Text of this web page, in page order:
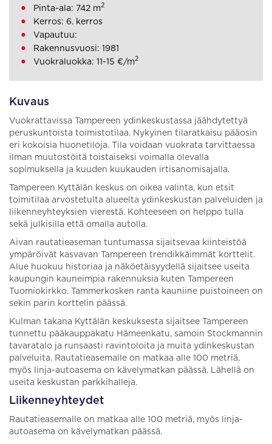
Kuvaus
Vuokrattavissa Tampereen ydinkeskustassa jäähdytettyä
peruskuntoista toimistotilaa. Nykyinen tilaratkaisu pääosin
eri kokoisia huonetiloja. Tila voidaan vuokrata tarvittaessa
ilman muutostöitä toistaiseksi voimalla olevalla
sopimuksella ja kuuden kuukauden irtisanomisajalla.
Tampereen Kyttälän keskus on oikea valinta, kun etsit
toimitilaa arvostetulta alueelta ydinkeskustan palveluiden ja
liikenneyhteyksien vierestä. Kohteeseen on helppo tulla
sekä julkisilla että omalla autolla.
Aivan rautatieaseman tuntumassa sijaitsevaa kiinteistöä
ympäröivät kasvavan Tampereen trendikkäimmät korttelit.
Alue huokuu historiaa ja näköetäisyydellä sijaitsee useita
kaupungin kauneimpia rakennuksia kuten Tampereen
Tuomiokirkko. Tammerkosken ranta kauniine puistoineen on
sekin parin korttelin päässä.
Kulman takana Kyttälän keskuksesta sijaitsee Tampereen
tunnettu pääkauppakatu Hämeenkatu, samoin Stockmannin
tavaratalo ja runsaasti ravintoloita ja muita ydinkeskustan
palveluita. Rautatieasemalle on matkaa alle 100 metriä,
myös linja-autoasema on kävelymatkan päässä. Lähellä on
useita keskustan parkkihalleja.
Liikenneyhteydet
Rautatieasemalle on matkaa alle 100 metriä, myös linja-
autoasema on kävelymatkan päässä.
Pinta-ala: 742 m2
Kerros: 6. kerros
Vapautuu:
Rakennusvuosi: 1981
Vuokraluokka: 11-15 €/m2